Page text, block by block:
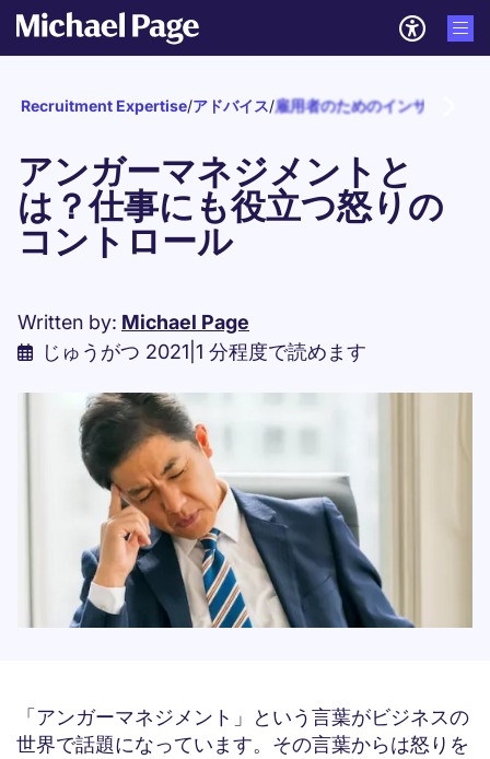
Recruitment Expertise/アドバイス/雇用者のためのインサイト
アンガーマネジメントと
は？仕事にも役立つ怒りの
コントロール
Written by: Michael Page
じゅうがつ 2021 1 分程度で読めます
「アンガーマネジメント」という言葉がビジネスの
世界で話題になっています。その言葉からは怒りを